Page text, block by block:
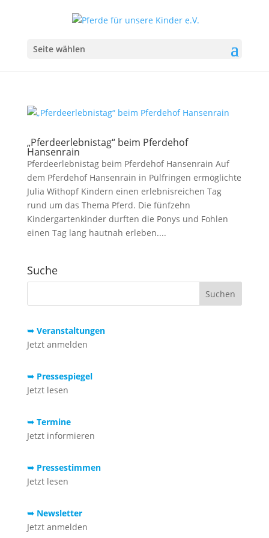
Seite wählen
„Pferdeerlebnistag“ beim Pferdehof
Hansenrain
Pferdeerlebnistag beim Pferdehof Hansenrain Auf
dem Pferdehof Hansenrain in Pülfringen ermöglichte
Julia Withopf Kindern einen erlebnisreichen Tag
rund um das Thema Pferd. Die fünfzehn
Kindergartenkinder durften die Ponys und Fohlen
einen Tag lang hautnah erleben....
Suche
➥ Veranstaltungen
Jetzt anmelden
➥ Pressespiegel
Jetzt lesen
➥ Termine
Jetzt informieren
➥ Pressestimmen
Jetzt lesen
➥ Newsletter
Jetzt anmelden